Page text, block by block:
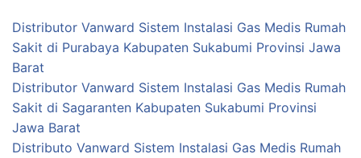
Distributor Vanward Sistem Instalasi Gas Medis Rumah
Sakit di Purabaya Kabupaten Sukabumi Provinsi Jawa
Barat
Distributor Vanward Sistem Instalasi Gas Medis Rumah
Sakit di Sagaranten Kabupaten Sukabumi Provinsi
Jawa Barat
Distributo Vanward Sistem Instalasi Gas Medis Rumah